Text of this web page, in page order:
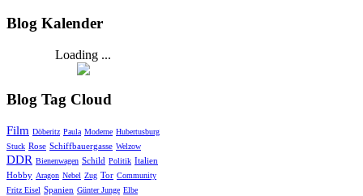
Blog Kalender
Loading ...
Blog Tag Cloud
Film Döberitz Paula Moderne Hubertusburg
Stuck Rose Schiffbauergasse Welzow
DDR Bienenwagen Schild Politik Italien
Hobby Aragon Nebel Zug Tor Community
Fritz Eisel Spanien Günter Junge Elbe